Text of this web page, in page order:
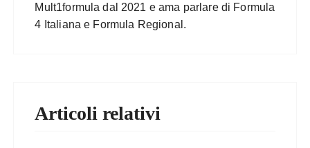
Mult1formula dal 2021 e ama parlare di Formula
4 Italiana e Formula Regional.
Articoli relativi